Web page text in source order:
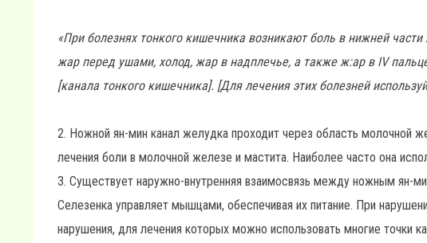
«При болезнях тонкого кишечника возникают боль в нижней
жар перед ушами, холод, жар в надплечье, а также ж:ар в IV
[канала тонкого кишечника]. [Для лечения этих болезней
2. Ножной ян-мин канал желудка проходит через область
лечения боли в молочной железе и мастита. Наиболее часто она
3. Существует наружно-внутренняя взаимосвязь между ножным ян-
Селезенка управляет мышцами, обеспечивая их питание. При
нарушения, для лечения которых можно использовать многие точки